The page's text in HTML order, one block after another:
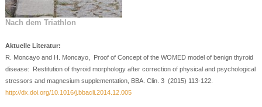
Nach dem Triathlon
Aktuelle Literatur:
R. Moncayo and H. Moncayo, Proof of Concept of the WOMED model of benign thyroid
disease: Restitution of thyroid morphology after correction of physical and psychological
stressors and magnesium supplementation, BBA. Clin. 3 (2015) 113-122.
http://dx.doi.org/10.1016/j.bbacli.2014.12.005